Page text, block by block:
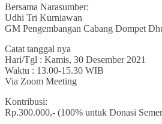
Bersama Narasumber:
Udhi Tri Kurniawan
GM Pengembangan Cabang Dompet
Catat tanggal nya
Hari/Tgl : Kamis, 30 Desember 2021
Waktu : 13.00-15.30 WIB
Via Zoom Meeting
Kontribusi:
Rp.300.000,- (100% untuk Donasi